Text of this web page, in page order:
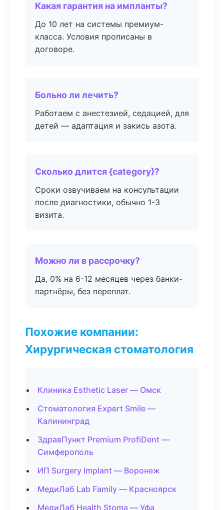
Какая гарантия на импланты?
До 10 лет на системы премиум-
класса. Условия прописаны в
договоре.
Больно ли лечить?
Работаем с анестезией, седацией, для
детей — адаптация и закись азота.
Сколько длится {category}?
Сроки озвучиваем на консультации
после диагностики, обычно 1-3
визита.
Можно ли в рассрочку?
Да, 0% на 6-12 месяцев через банки-
партнёры, без переплат.
Похожие компании:
Хирургическая стоматология
Клиника Esthetic Laser — Омск
Стоматология Expert Smile —
Калининград
ЗдравПункт Premium ProfiDent —
Симферополь
ИП Surgery Implant — Воронеж
МедиЛаб Lab Family — Красноярск
МедиЛаб Health Stoma — Уфа